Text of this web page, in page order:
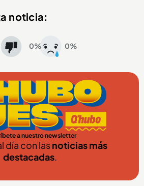
noticia:
0% 0%
a nuestro newsletter
día con lasnoticias más
destacadas.